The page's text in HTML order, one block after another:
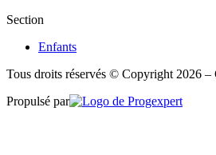
Section
Enfants
Tous droits réservés © Copyright 2026 –
Propulsé par